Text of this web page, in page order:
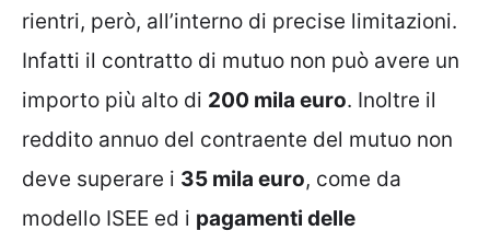
rientri, però, all’interno di precise limitazioni.
Infatti il contratto di mutuo non può avere un
importo più alto di 200 mila euro. Inoltre il
reddito annuo del contraente del mutuo non
deve superare i 35 mila euro, come da
modello ISEE ed i pagamenti delle